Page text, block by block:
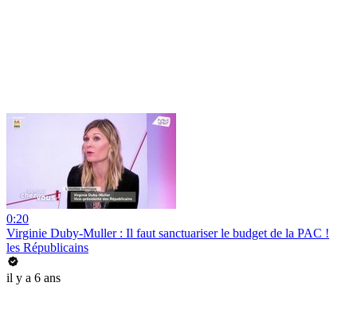
0:20
Virginie Duby-Muller : Il faut sanctuariser le budget de la PAC !
les Républicains
il y a 6 ans